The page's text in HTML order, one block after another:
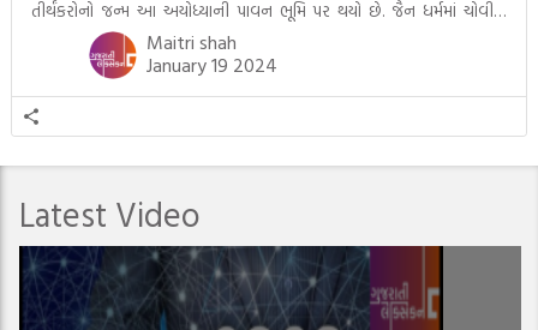
તીર્થંકરોનો જન્મ આ અયોધ્યાની પાવન ભૂમિ પર થયો છે. જૈન ધર્મમાં ચોવીસ
તીર્થંકરોમાંથી પાંચ-પાંચ તીર્થંકરોનાં કલ્યાણકો અહીં આવ્યાં છે. દરેક તીર્થંકરના
જીવનની ચ્યવન(માતાના […]
Maitri shah
January 19 2024
Latest Video